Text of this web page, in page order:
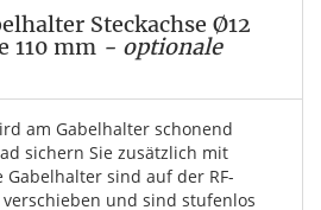
Steckachse Ø12
110 mm - optionale
am Gabelhalter schonend
sichern Sie zusätzlich mit
sind auf der RF-
und sind stufenlos